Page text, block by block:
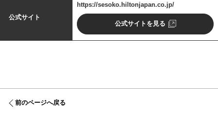
公式サイト
https://sesoko.hiltonjapan.co.jp/
公式サイトを見る
前のページへ戻る